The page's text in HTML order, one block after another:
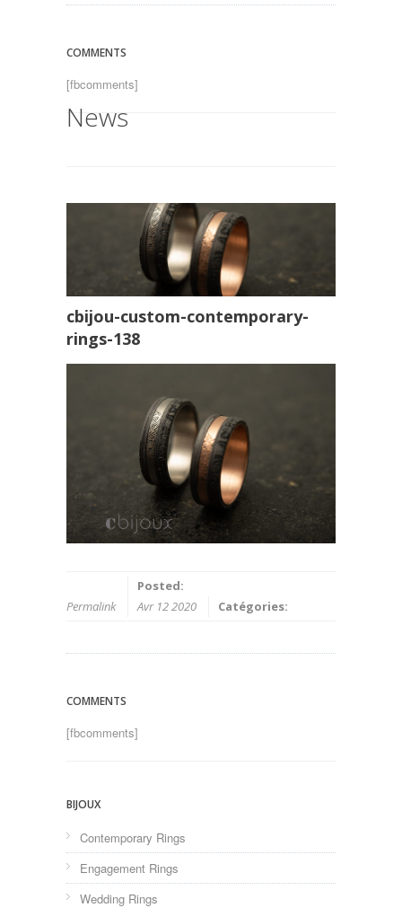
COMMENTS
[fbcomments]
News
cbijou-custom-contemporary-
rings-138
Permalink
Posted:
Avr 12 2020
Catégories:
COMMENTS
[fbcomments]
BIJOUX
Contemporary Rings
Engagement Rings
Wedding Rings